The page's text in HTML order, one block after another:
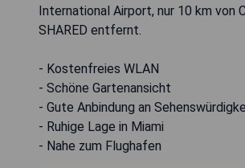
International Airport, nur 10 km von
SHARED entfernt.
- Kostenfreies WLAN
- Schöne Gartenansicht
- Gute Anbindung an
- Ruhige Lage in Miami
- Nahe zum Flughafen